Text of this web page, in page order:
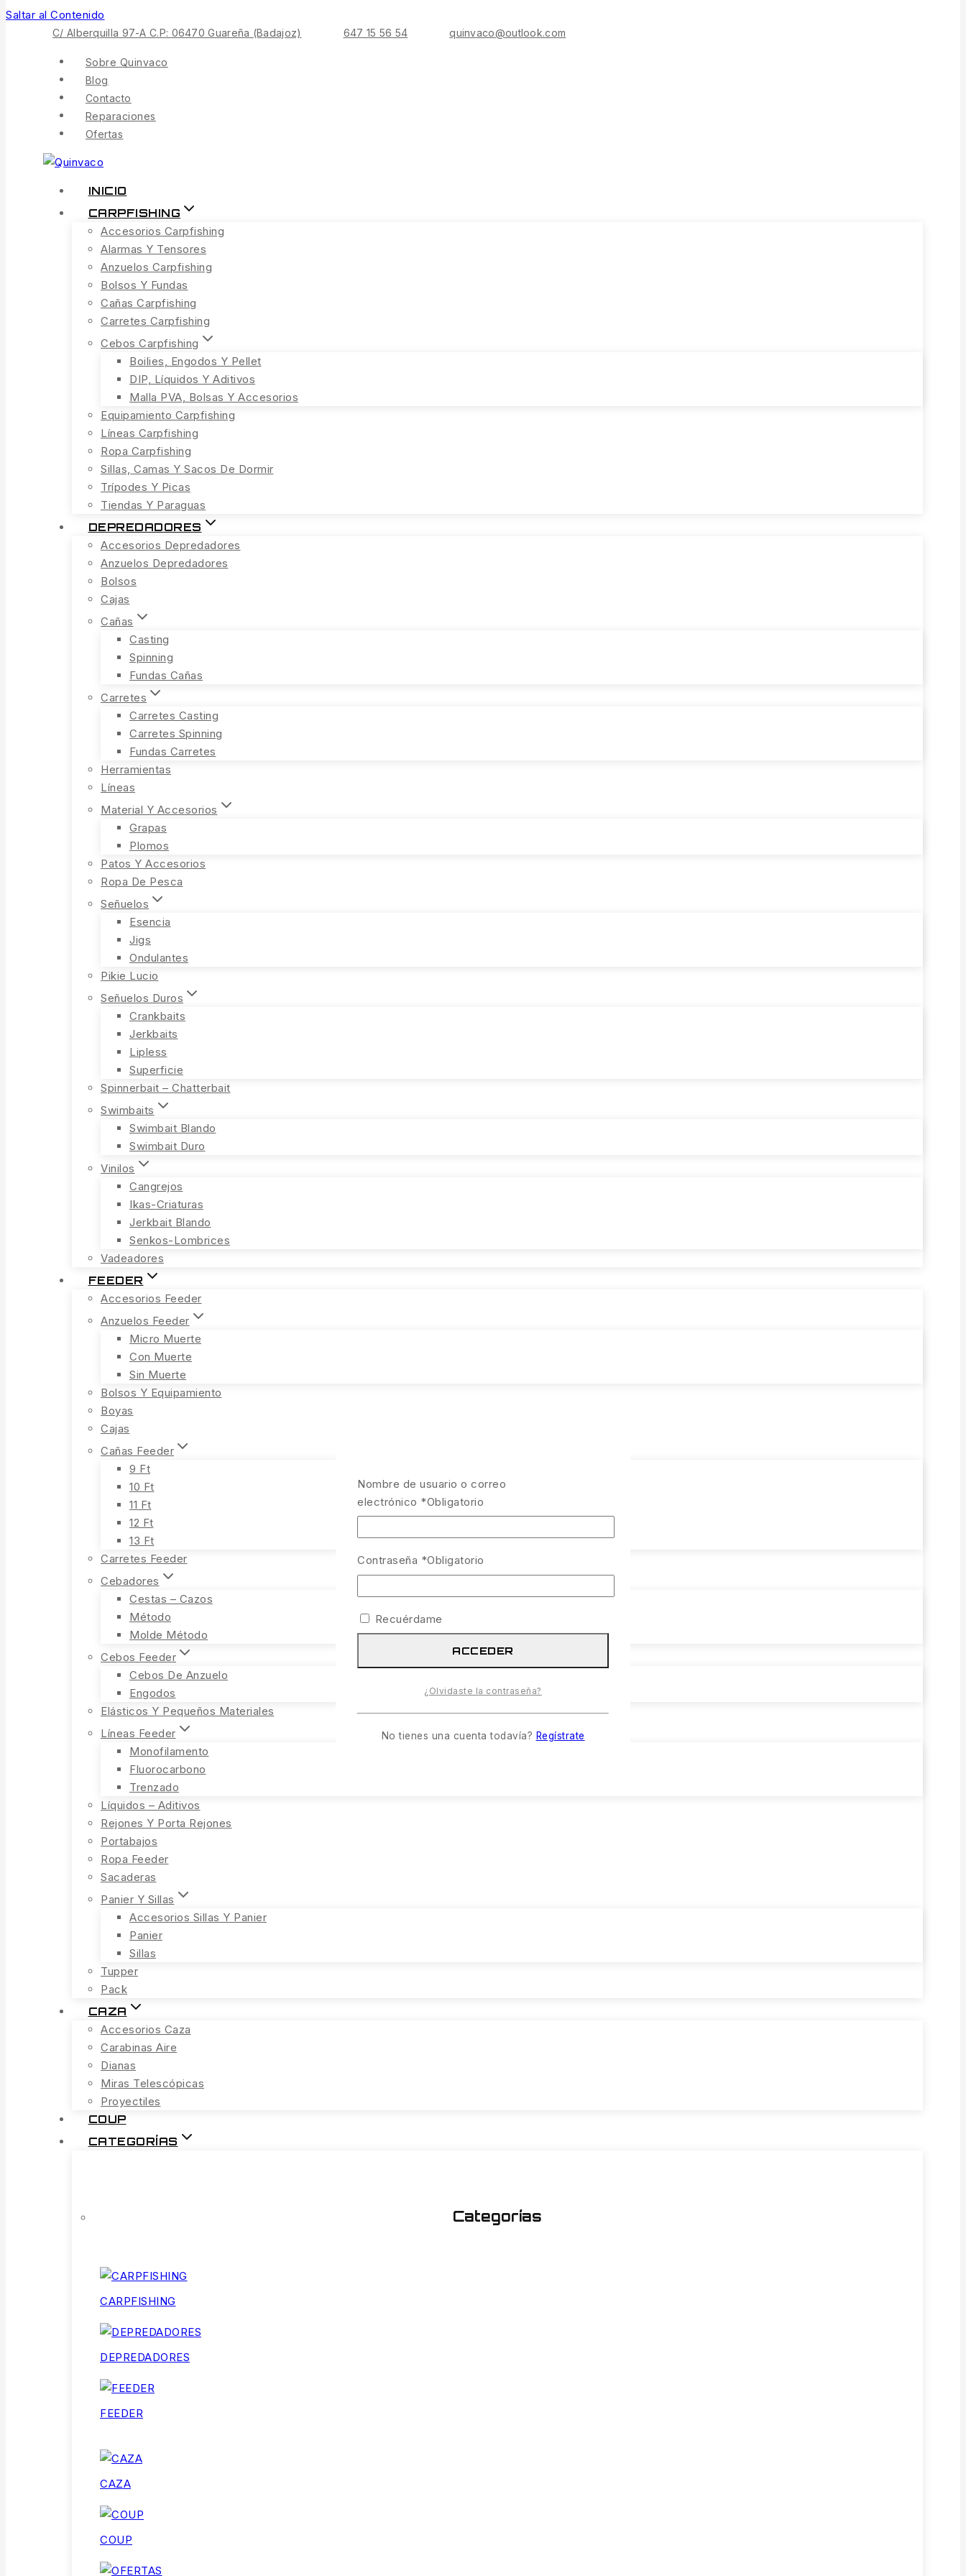
Saltar al Contenido
C/ Alberquilla 97-A C.P: 06470 Guareña (Badajoz) 647 15 56 54 quinvaco@outlook.com
Sobre Quinvaco
Blog
Contacto
Reparaciones
Ofertas
INICIO
CARPFISHING
Accesorios Carpfishing
Alarmas Y Tensores
Anzuelos Carpfishing
Bolsos Y Fundas
Cañas Carpfishing
Carretes Carpfishing
Cebos Carpfishing
Boilies, Engodos Y Pellet
DIP, Líquidos Y Aditivos
Malla PVA, Bolsas Y Accesorios
Equipamiento Carpfishing
Líneas Carpfishing
Ropa Carpfishing
Sillas, Camas Y Sacos De Dormir
Trípodes Y Picas
Tiendas Y Paraguas
DEPREDADORES
Accesorios Depredadores
Anzuelos Depredadores
Bolsos
Cajas
Cañas
Casting
Spinning
Fundas Cañas
Carretes
Carretes Casting
Carretes Spinning
Fundas Carretes
Herramientas
Líneas
Material Y Accesorios
Grapas
Plomos
Patos Y Accesorios
Ropa De Pesca
Señuelos
Esencia
Jigs
Ondulantes
Pikie Lucio
Señuelos Duros
Crankbaits
Jerkbaits
Lipless
Superficie
Spinnerbait – Chatterbait
Swimbaits
Swimbait Blando
Swimbait Duro
Vinilos
Cangrejos
Ikas-Criaturas
Jerkbait Blando
Senkos-Lombrices
Vadeadores
FEEDER
Accesorios Feeder
Anzuelos Feeder
Micro Muerte
Con Muerte
Sin Muerte
Bolsos Y Equipamiento
Boyas
Cajas
Cañas Feeder
9 Ft
10 Ft
11 Ft
12 Ft
13 Ft
Carretes Feeder
Cebadores
Cestas – Cazos
Método
Molde Método
Cebos Feeder
Cebos De Anzuelo
Engodos
Elásticos Y Pequeños Materiales
Líneas Feeder
Monofilamento
Fluorocarbono
Trenzado
Líquidos – Aditivos
Rejones Y Porta Rejones
Portabajos
Ropa Feeder
Sacaderas
Panier Y Sillas
Accesorios Sillas Y Panier
Panier
Sillas
Tupper
Pack
CAZA
Accesorios Caza
Carabinas Aire
Dianas
Miras Telescópicas
Proyectiles
COUP
CATEGORÍAS
Categorías
CARPFISHING
DEPREDADORES
FEEDER
CAZA
COUP
Nombre de usuario o correo
electrónico *Obligatorio
Contraseña *Obligatorio
Recuérdame
ACCEDER
¿Olvidaste la contraseña?
No tienes una cuenta todavía? Regístrate